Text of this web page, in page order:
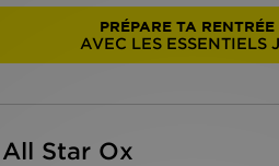
PRÉPARE TA RENTRÉE
AVEC LES ESSENTIELS
Star Ox